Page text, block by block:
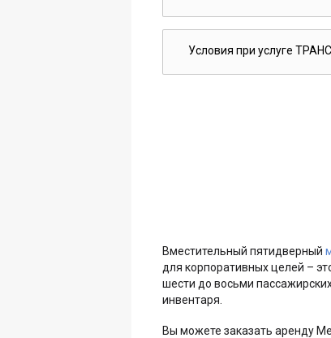
Условия при услуге
Вместительный пятидверный
для корпоративных целей –
шести до восьми
инвентаря.
Вы можете заказать аренду